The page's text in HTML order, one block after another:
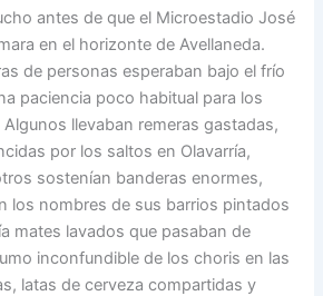
antes de que el Microestadio José
en el horizonte de Avellaneda.
de personas esperaban bajo el frío
paciencia poco habitual para los
llevaban remeras gastadas,
por los saltos en Olavarría,
sostenían banderas enormes,
los nombres de sus barrios pintados
mates lavados que pasaban de
inconfundible de los choris en las
latas de cerveza compartidas y